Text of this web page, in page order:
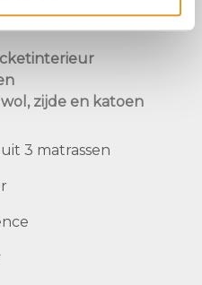
Silverline matrassen.
zijde en katoen
3 matrassen